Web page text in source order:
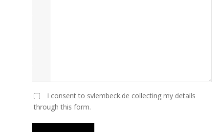
I consent to svlembeck.de collecting my details
through this form.